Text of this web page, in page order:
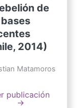
de
2014)
Matamoros
publicación
→